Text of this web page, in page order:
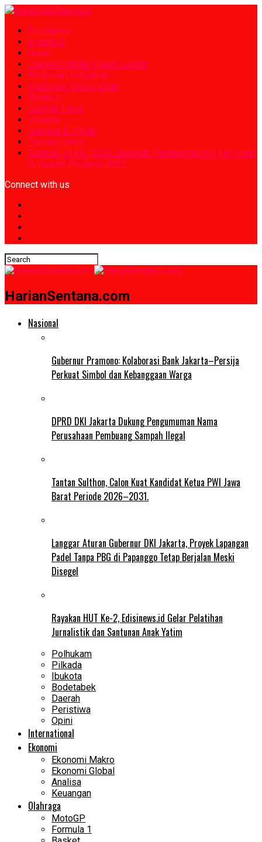
Disclaimer
e-paper2
home
Jokowi’s White Paper Launch
Pedoman Kebijakan
Pedoman Media Siber
Redaksi
Sample Page
sentana
Sentana E-Paper
Tentang Kami
Tumbuh 74,6%, NCKL Bukukan Pendapatan Rp 4,8 Triliun
di Kuartal Pertama 2023
Connect with us
HarianSentana.com
Nasional
Gubernur Pramono: Kolaborasi Bank Jakarta–Persija
Perkuat Simbol dan Kebanggaan Warga
DPRD DKI Jakarta Dukung Pengumuman Nama
Perusahaan Pembuang Sampah Ilegal
Tantan Sulthon, Calon Kuat Kandidat Ketua PWI Jawa
Barat Periode 2026–2031.
Langgar Aturan Gubernur DKI Jakarta, Proyek Lapangan
Padel Tanpa PBG di Papanggo Tetap Berjalan Meski
Disegel
Rayakan HUT Ke-2, Edisinews.id Gelar Pelatihan
Jurnalistik dan Santunan Anak Yatim
Polhukam
Pilkada
Ibukota
Bodetabek
Daerah
Peristiwa
Opini
International
Ekonomi
Ekonomi Makro
Ekonomi Global
Analisa
Keuangan
Olahraga
MotoGP
Formula 1